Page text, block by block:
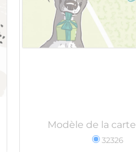
Modèle de la
32326